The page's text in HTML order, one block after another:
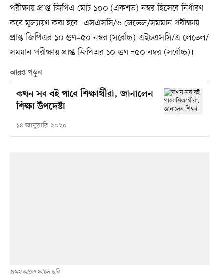
পরীক্ষায় প্রাপ্ত জিপিএ মোট ১০০ (একশত) নম্বর হিসেবে নির্ধারণ
করে মূল্যায়ণ করা হবে। এসএসসি/ও লেভেল/সমমান পরীক্ষায়
প্রাপ্ত জিপিএর ১০ গুণ=৫০ নম্বর (সর্বোচ্চ) এইচএসসি/এ লেভেল/
সমমান পরীক্ষায় প্রাপ্ত জিপিএর ১০ গুণ =৫০ নম্বর (সর্বোচ্চ)।
আরও পড়ুন
কখন সব বই পাবে শিক্ষার্থীরা, জানালেন
শিক্ষা উপদেষ্টা
১৪ জানুয়ারি ২০২৫
প্রথম আলো ফাইল ছবি